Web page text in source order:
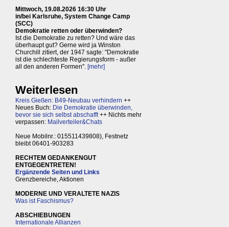
Mittwoch, 19.08.2026 16:30 Uhr
in/bei Karlsruhe, System Change Camp
(SCC)
Demokratie retten oder überwinden?
Ist die Demokratie zu retten? Und wäre das
überhaupt gut? Gerne wird ja Winston
Churchill zitiert, der 1947 sagte: "Demokratie
ist die schlechteste Regierungsform - außer
all den anderen Formen". [mehr]
Weiterlesen
Kreis Gießen: B49-Neubau verhindern ++
Neues Buch: Die Demokratie überwinden,
bevor sie sich selbst abschafft++ Nichts mehr
verpassen: Mailverteiler&Chats
Neue Mobilnr.: 015511439808), Festnetz
bleibt 06401-903283
RECHTEM GEDANKENGUT
ENTGEGENTRETEN!
Ergänzende Seiten und Links
Grenzbereiche, Aktionen
MODERNE UND VERALTETE NAZIS
Was ist Faschismus?
ABSCHIEBUNGEN
Internationale Allianzen